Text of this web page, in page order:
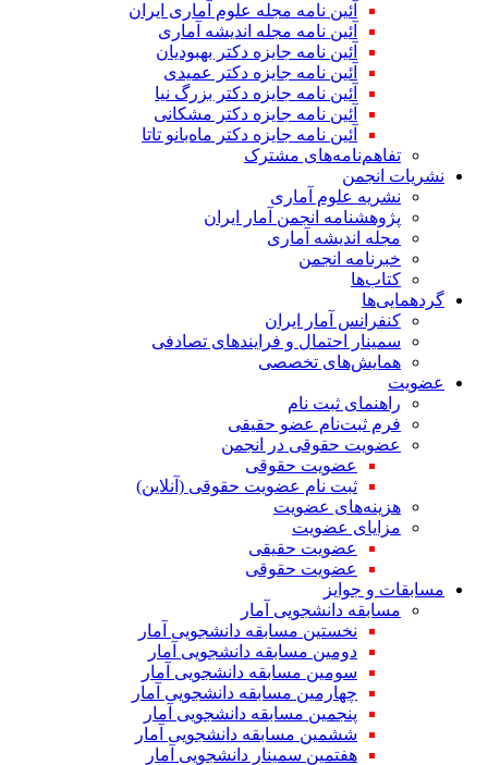
آئین نامه مجله علوم آماری ایران
آئین نامه مجله اندیشه آماری
آئین‌ نامه جایزه دکتر بهبودیان
آئین نامه جایزه دکتر عمیدی
آئین نامه جایزه دکتر بزرگ نیا
آئین نامه جایزه دکتر مشکانی
آئین نامه جایزه دکتر ماه‌بانو تاتا
تفاهم‌نامه‌های مشترک
نشریات انجمن
نشریه علوم آماری
پژوهشنامه انجمن آمار ایران
مجله اندیشه آماری
خبرنامه انجمن
کتاب‌ها
گردهمایی‌ها
کنفرانس آمار ایران
سمینار احتمال و فرایندهای تصادفی
همایش‌های تخصصی
عضویت
راهنمای ثبت نام
فرم ثبت‌نام عضو حقیقی
عضویت حقوقی در انجمن
عضویت حقوقی
ثبت نام عضویت حقوقی (آنلاین)
هزینه‌های عضویت
مزایای عضویت
عضویت حقیقی
عضویت حقوقی
مسابقات و جوایز
مسابقه دانشجویی آمار
نخستین مسابقه دانشجویی آمار
دومین مسابقه دانشجویی آمار
سومین مسابقه دانشجویی آمار
چهارمین مسابقه دانشجویی آمار
پنجمین مسابقه دانشجویی آمار
ششمین مسابقه دانشجویی آمار
هفتمین سمینار دانشجویی آمار